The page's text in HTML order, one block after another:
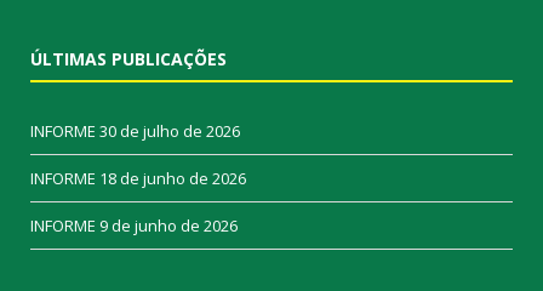
ÚLTIMAS PUBLICAÇÕES
INFORME 30 de julho de 2026
INFORME 18 de junho de 2026
INFORME 9 de junho de 2026